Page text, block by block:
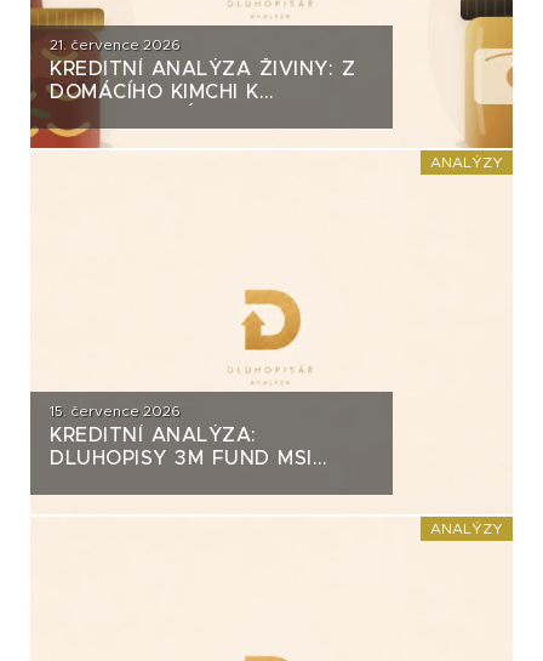
21. července 2026
KREDITNÍ ANALÝZA ŽIVINY: Z
DOMÁCÍHO KIMCHI K
ZA PŮL MILIARDY
ANALÝZY
15. července 2026
KREDITNÍ ANALÝZA:
DLUHOPISY 3M FUND MSI
ANALÝZY